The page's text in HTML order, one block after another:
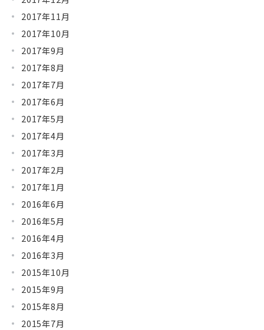
2017年11月
2017年10月
2017年9月
2017年8月
2017年7月
2017年6月
2017年5月
2017年4月
2017年3月
2017年2月
2017年1月
2016年6月
2016年5月
2016年4月
2016年3月
2015年10月
2015年9月
2015年8月
2015年7月